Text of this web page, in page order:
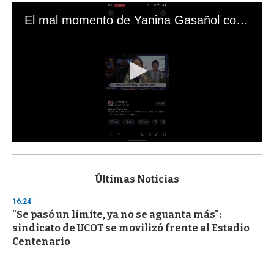
El mal momento de Yanina Gasañol con un hincha argentino en "Subrayado"
s
d
s
o
f
3
Últimas Noticias
16:24
"Se pasó un límite, ya no se aguanta más":
sindicato de UCOT se movilizó frente al Estadio
Centenario